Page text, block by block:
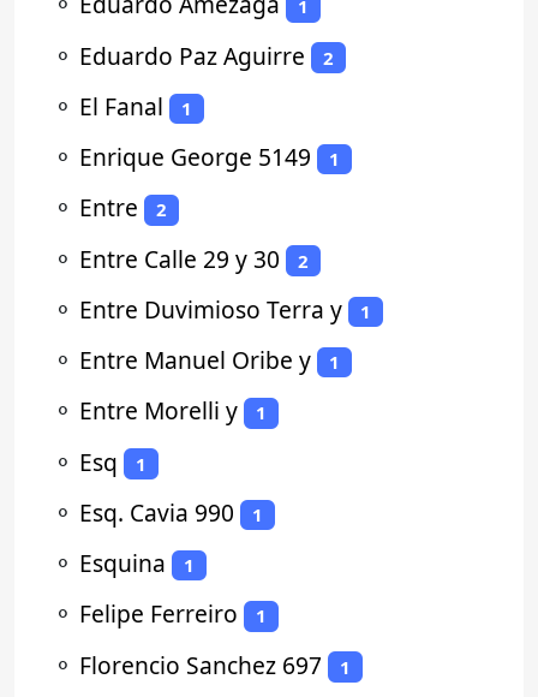
1
⚬ Eduardo Paz Aguirre 2
⚬ El Fanal 1
⚬ Enrique George 5149 1
⚬ Entre 2
⚬ Entre Calle 29 y 30 2
⚬ Entre Duvimioso Terra y 1
⚬ Entre Manuel Oribe y 1
⚬ Entre Morelli y 1
⚬ Esq 1
⚬ Esq. Cavia 990 1
⚬ Esquina 1
⚬ Felipe Ferreiro 1
⚬ Florencio Sanchez 697 1